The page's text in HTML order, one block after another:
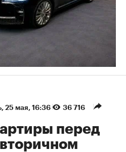
⁠, 25 мая, 16:36 36 716
перед